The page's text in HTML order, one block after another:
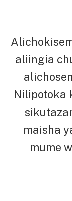
aliingia
Nilipotoka
maisha
mume